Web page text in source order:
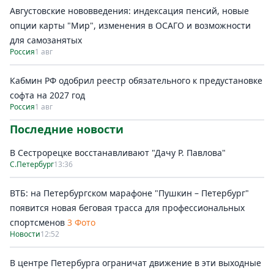
Августовские нововведения: индексация пенсий, новые
опции карты "Мир", изменения в ОСАГО и возможности
для самозанятых
Россия1 авг
Кабмин РФ одобрил реестр обязательного к предустановке
софта на 2027 год
Россия1 авг
Последние новости
В Сестрорецке восстанавливают "Дачу Р. Павлова"
С.Петербург13:36
ВТБ: на Петербургском марафоне "Пушкин – Петербург"
появится новая беговая трасса для профессиональных
спортсменов 3 Фото
Новости12:52
В центре Петербурга ограничат движение в эти выходные